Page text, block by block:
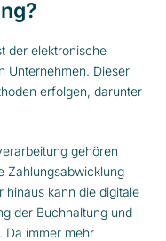
der elektronische
Unternehmen. Dieser
erfolgen, darunter
gehören
Zahlungsabwicklung
hinaus kann die digitale
der Buchhaltung und
Da immer mehr